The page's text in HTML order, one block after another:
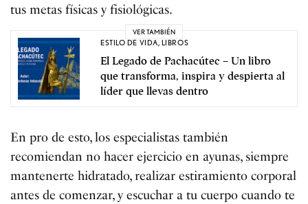
tus metas físicas y fisiológicas.
VER TAMBIÉN
ESTILO DE VIDA, LIBROS
El Legado de Pachacútec – Un libro
que transforma, inspira y despierta al
líder que llevas dentro
En pro de esto, los especialistas también
recomiendan no hacer ejercicio en ayunas, siempre
mantenerte hidratado, realizar estiramiento corporal
antes de comenzar, y escuchar a tu cuerpo cuando te